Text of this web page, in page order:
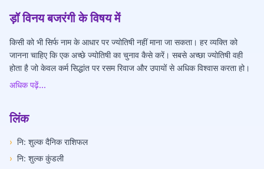
ड़ॉ विनय बजरंगी के विषय में
किसी को भी सिर्फ नाम के आधार पर ज्योतिषी नहीं माना जा सकता। हर व्यक्ति को
जानना चाहिए कि एक अच्छे ज्योतिषी का चुनाव कैसे करें। सबसे अच्छा ज्योतिषी वही
होता है जो केवल कर्म सिद्धांत पर रसम रिवाज और उपायों से अधिक विश्वास करता हो।
अधिक पढ़ें...
लिंक
› नि: शुल्क दैनिक राशिफल
› नि: शुल्क कुंडली